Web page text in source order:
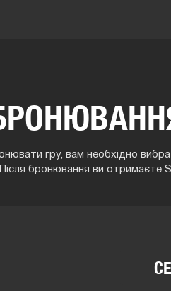
гру, вам необхідно
бронювання ви отримаєте